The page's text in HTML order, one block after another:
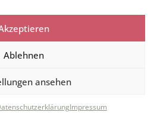
Ablehnen
ansehen
Impressum